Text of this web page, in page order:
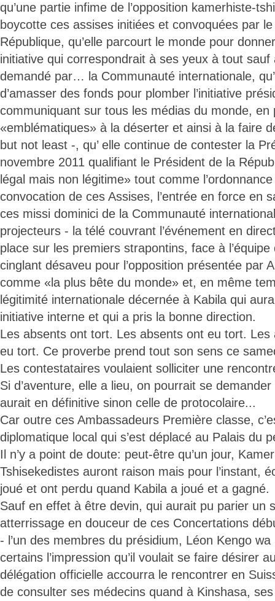
qu’une partie infime de l’opposition kamerhiste-
boycotte ces assises initiées et convoquées par
République, qu’elle parcourt le monde pour
initiative qui correspondrait à ses yeux à tout sauf
demandé par… la Communauté internationale,
d’amasser des fonds pour plomber l’initiative
communiquant sur tous les médias du monde, en
«emblématiques» à la déserter et ainsi à la faire
but not least -, qu’ elle continue de contester la
novembre 2011 qualifiant le Président de la
légal mais non légitime» tout comme
convocation de ces Assises, l’entrée en force en
ces missi dominici de la Communauté
projecteurs - la télé couvrant l’événement en
place sur les premiers strapontins, face à
cinglant désaveu pour l’opposition présentée par
comme «la plus bête du monde» et, en même
légitimité internationale décernée à Kabila qui
initiative interne et qui a pris la bonne direction.
Les absents ont tort. Les absents ont eu tort. Les
eu tort. Ce proverbe prend tout son sens ce
Les contestataires voulaient solliciter une
Si d’aventure, elle a lieu, on pourrait se
aurait en définitive sinon celle de protocolaire...
Car outre ces Ambassadeurs Première classe,
diplomatique local qui s’est déplacé au Palais du
Il n’y a point de doute: peut-être qu’un jour,
Tshisekedistes auront raison mais pour l’instant,
joué et ont perdu quand Kabila a joué et a gagné.
Sauf en effet à être devin, qui aurait pu parier un
atterrissage en douceur de ces Concertations
- l’un des membres du présidium, Léon Kengo
certains l’impression qu’il voulait se faire désirer
délégation officielle accourra le rencontrer en
de consulter ses médecins quand à Kinshasa,